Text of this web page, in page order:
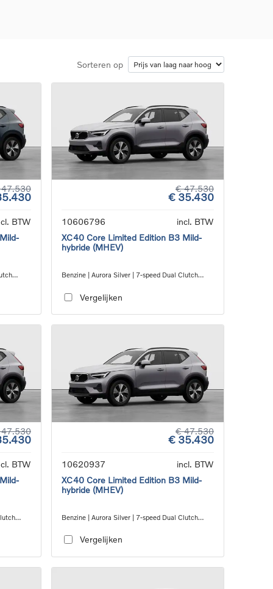
Sorteren op
BTW
€ 47.530
€ 35.430
10606796
incl. BTW
XC40 Core Limited Edition B3 Mild-
hybride (MHEV)
Benzine | Aurora Silver | 7-speed Dual Clutch
Vergelijken
BTW
€ 47.530
€ 35.430
10620937
incl. BTW
XC40 Core Limited Edition B3 Mild-
hybride (MHEV)
Benzine | Aurora Silver | 7-speed Dual Clutch
Vergelijken